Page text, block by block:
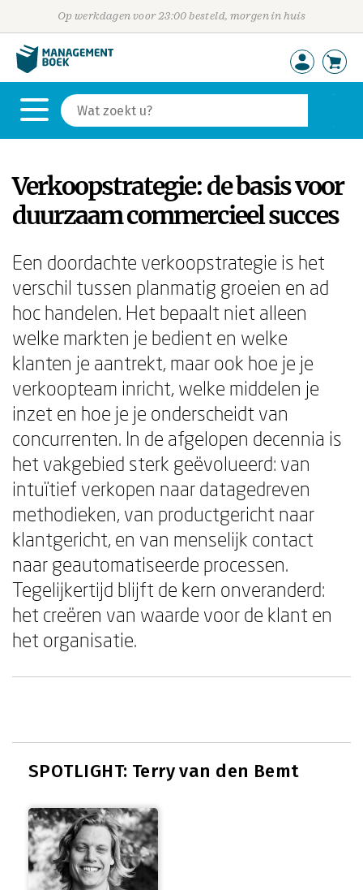
Op werkdagen voor 23:00 besteld, morgen in huis
Verkoopstrategie: de basis voor
duurzaam commercieel succes
Een doordachte verkoopstrategie is het
verschil tussen planmatig groeien en ad
hoc handelen. Het bepaalt niet alleen
welke markten je bedient en welke
klanten je aantrekt, maar ook hoe je je
verkoopteam inricht, welke middelen je
inzet en hoe je je onderscheidt van
concurrenten. In de afgelopen decennia is
het vakgebied sterk geëvolueerd: van
intuïtief verkopen naar datagedreven
methodieken, van productgericht naar
klantgericht, en van menselijk contact
naar geautomatiseerde processen.
Tegelijkertijd blijft de kern onveranderd:
het creëren van waarde voor de klant en
het organisatie.
SPOTLIGHT: Terry van den Bemt